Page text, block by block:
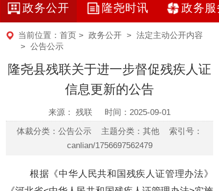
政务公开 隆尧时讯 政务服
当前位置： 首页 > 政务公开> 法定主动公开内容
> 公告公示
隆尧县残联关于进一步督促残疾人证
信息更新的公告
来源： 残联 时间：2025-09-01
体裁分类：公告公示 主题分类：其他 索引号：
canlian/1756697562479
根据《中华人民共和国残疾人证管理办法》